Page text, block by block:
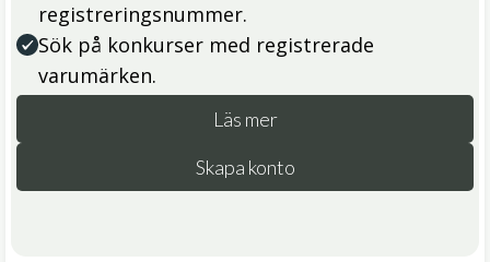
registreringsnummer.
Sök på konkurser med registrerade
varumärken.
Läs mer
Skapa konto